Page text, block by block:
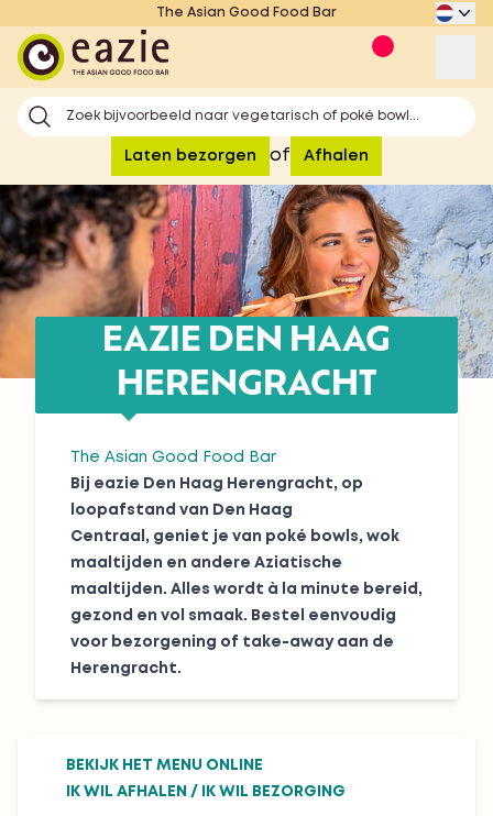
The Asian Good Food Bar
Eazie
Zoek bijvoorbeeld naar vegetarisch of poké bowl...
Laten bezorgen of Afhalen
EAZIE DEN HAAG
HERENGRACHT
The Asian Good Food Bar
Bij eazie Den Haag Herengracht, op
loopafstand van Den Haag
Centraal, geniet je van poké bowls, wok
maaltijden en andere Aziatische
maaltijden. Alles wordt à la minute bereid,
gezond en vol smaak. Bestel eenvoudig
voor bezorgening of take-away aan de
Herengracht.
BEKIJK HET MENU ONLINE
IK WIL AFHALEN / IK WIL BEZORGING